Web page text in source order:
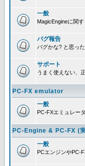
一般
MagicEngineに関
バグ報告
バグかな? と思った
サポート
うまく使えない、
PC-FX emulator
一般
PC-FXエミュレー
PC-Engine & PC-FX (
一般
PCエンジンやPC-